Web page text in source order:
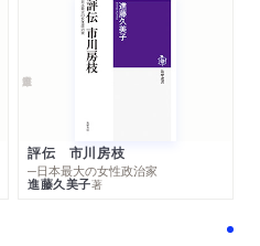
評伝 市川房枝
─日本最大の女性政治家
進藤久美子著